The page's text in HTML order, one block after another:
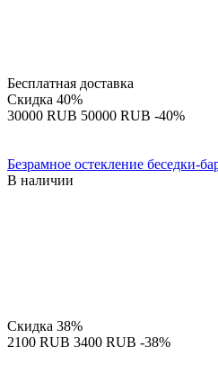
Бесплатная доставка
Скидка 40%
‍30000‍ RUB ‍50000‍ RUB -40%
Безрамное остекление беседки-
В наличии
Скидка 38%
‍2100‍ RUB ‍3400‍ RUB -38%